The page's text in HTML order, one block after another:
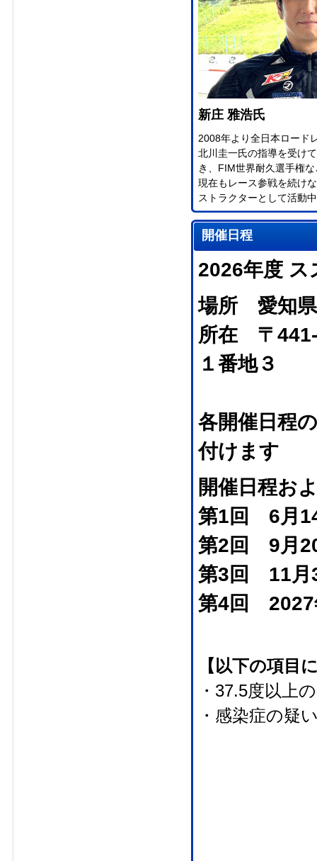
新庄 雅浩氏
2008年より全日本ロード
北川圭一氏の指導を受け
き、FIM世界耐久選手権
現在もレース参戦を続け
ストラクターとして活動
開催日程
2026年度 ス
場所 愛知県
所在 〒441-
１番地３
各開催日程
付けます
開催日程お
第1回 6月
第2回 9
第3回 11
第4回 2027
【以下の項目
・37.5度以上
・感染症の疑